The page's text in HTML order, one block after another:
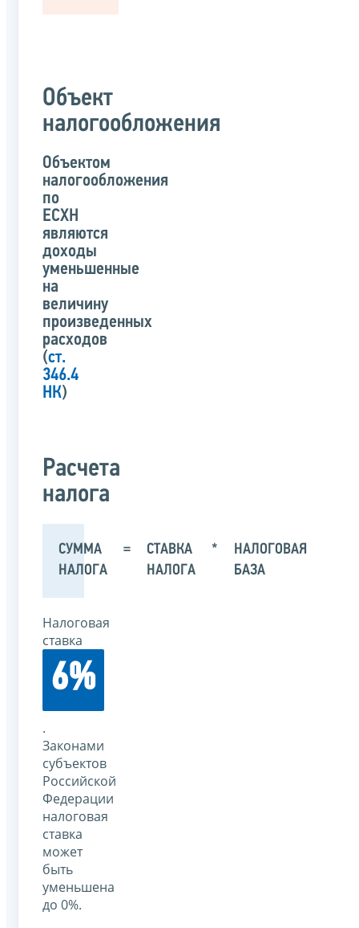
Объект
налогообложения
Объектом
налогообложения
по
ЕСХН
являются
доходы
уменьшенные
на
величину
произведенных
расходов
(ст.
346.4
НК)
Расчета
налога
СУММА
НАЛОГА
=
СТАВКА
НАЛОГА
*
НАЛОГОВАЯ
БАЗА
Налоговая
ставка
6%
.
Законами
субъектов
Российской
Федерации
налоговая
ставка
может
быть
уменьшена
до 0%.